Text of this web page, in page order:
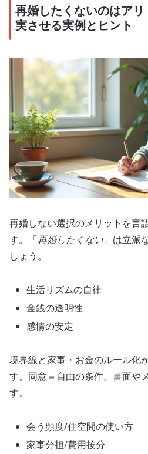
再婚したくないのはア
実させる実例とヒント
再婚しない選択のメリットを言
す。「再婚したくない 」は立派
しょう。
生活リズムの自律
金銭の透明性
感情の安定
境界線と家事・お金のルール化
す。同意＝自由の条件。書面や
す。
会う頻度/住空間の使い方
家事分担/費用按分